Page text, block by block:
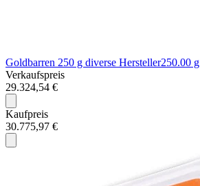
Goldbarren 250 g diverse Hersteller250.00 g
Verkaufspreis
29.324,54 €
Kaufpreis
30.775,97 €